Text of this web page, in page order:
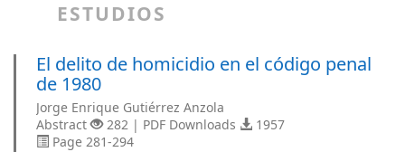
ESTUDIOS
El delito de homicidio en el código penal
de 1980
Jorge Enrique Gutiérrez Anzola
Abstract
282 | PDF Downloads
1957
Page 281-294